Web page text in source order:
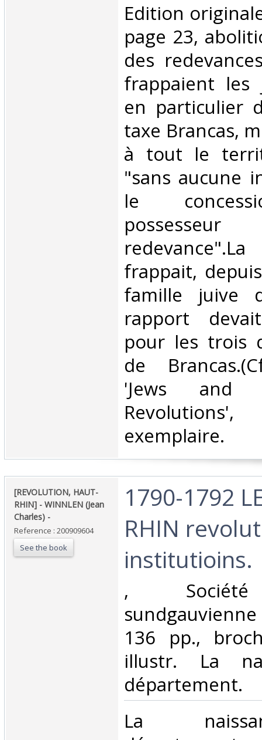
‎Edition
page 23,
des
frappaient les
en particulier
taxe Brancas,
à tout le
"sans aucune
le
frappait,
famille juive
rapport
pour les trois
de
'Jews and
exemplaire. ‎
‎[REVOLUTION, HAUT-
RHIN] - WINNLEN (Jean
Charles) - ‎
Reference : 200909604
See the book
‎1790-1792
RHIN
institutioins. ‎
‎, Société
136 pp.,
illustr. La
département.‎
‎La